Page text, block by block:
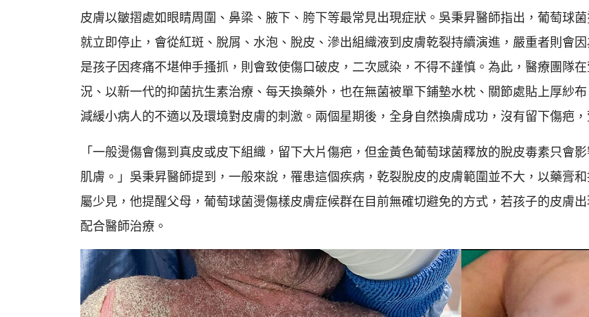
皮膚以皺摺處如眼睛周圍、鼻梁、腋下、胯下等最常見出現症狀。吳秉昇醫師指出，葡萄球
就立即停止，會從紅斑、脫屑、水泡、脫皮、滲出組織液到皮膚乾裂持續演進，嚴重者則會
是孩子因疼痛不堪伸手搔抓，則會致使傷口破皮，二次感染，不得不謹慎。為此，醫療團隊
況、以新一代的抑菌抗生素治療、每天換藥外，也在無菌被單下鋪墊水枕、關節處貼上厚紗
減緩小病人的不適以及環境對皮膚的刺激。兩個星期後，全身自然換膚成功，沒有留下傷疤，
「一般燙傷會傷到真皮或皮下組織，留下大片傷疤，但金黃色葡萄球菌釋放的脫皮毒素只會
肌膚。」吳秉昇醫師提到，一般來說，罹患這個疾病，乾裂脫皮的皮膚範圍並不大，以藥膏
屬少見，他提醒父母，葡萄球菌燙傷樣皮膚症候群在目前無確切避免的方式，若孩子的皮膚
配合醫師治療。